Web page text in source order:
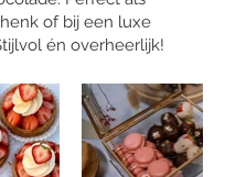
of bij een luxe
én overheerlijk!